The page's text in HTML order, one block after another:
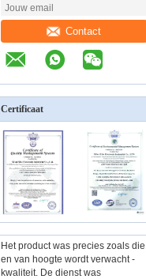
Contact
Certificaat
Het product was precies zoals die
en van hoogte wordt verwacht -
kwaliteit. De dienst was